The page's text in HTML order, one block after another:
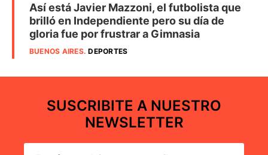
Así está Javier Mazzoni, el futbolista que
brilló en Independiente pero su día de
gloria fue por frustrar a Gimnasia
BUENOS AIRES.DEPORTES
SUSCRIBITE A NUESTRO
NEWSLETTER